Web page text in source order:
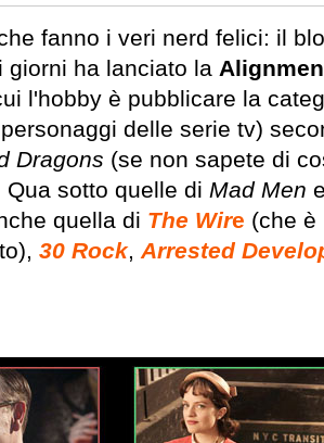
fanno i veri nerd felici: il
giorni ha lanciato la
l'hobby è pubblicare la
delle serie tv)
Dragons (se non sapete di
Qua sotto quelle di Mad Men
quella di The Wire (che è
30 Rock, Arrested